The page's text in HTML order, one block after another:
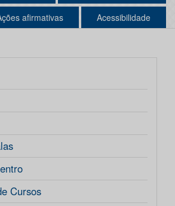
afirmativas Acessibilidade
Cursos